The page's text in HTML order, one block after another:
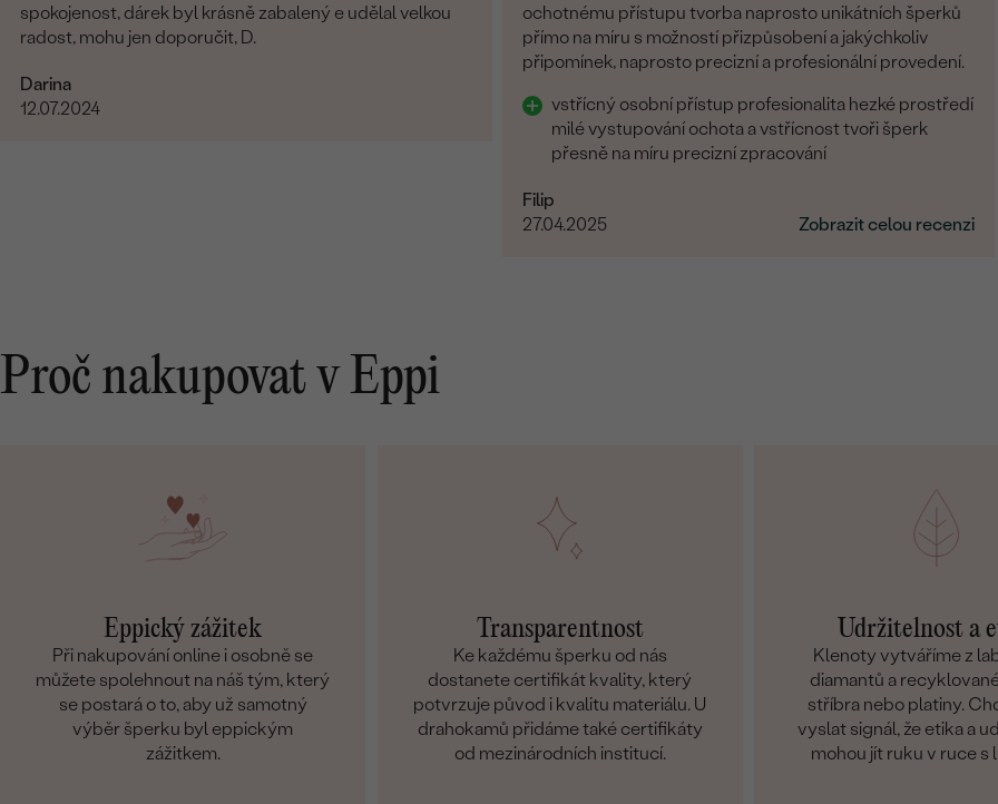
spokojenost, dárek byl krásně zabalený e udělal velkou
radost, mohu jen doporučit, D.
Darina
12.07.2024
ochotnému přístupu tvorba naprosto unikátních šperků
přímo na míru s možností přizpůsobení a jakýchkoliv
připomínek, naprosto precizní a profesionální provedení.
vstřícný osobní přístup profesionalita hezké prostředí
milé vystupování ochota a vstřícnost tvoři šperk
přesně na míru precizní zpracování
Filip
27.04.2025
Zobrazit celou recenzi
Proč nakupovat v Eppi
Eppický zážitek
Při nakupování online i osobně se
můžete spolehnout na náš tým, který
se postará o to, aby už samotný
výběr šperku byl eppickým
zážitkem.
Transparentnost
Ke každému šperku od nás
dostanete certifikát kvality, který
potvrzuje původ i kvalitu materiálu. U
drahokamů přidáme také certifikáty
od mezinárodních institucí.
Udržitelnost a
Klenoty vytváříme z
diamantů a
stříbra nebo platiny.
vyslat signál, že etika a
mohou jít ruku v ruce s